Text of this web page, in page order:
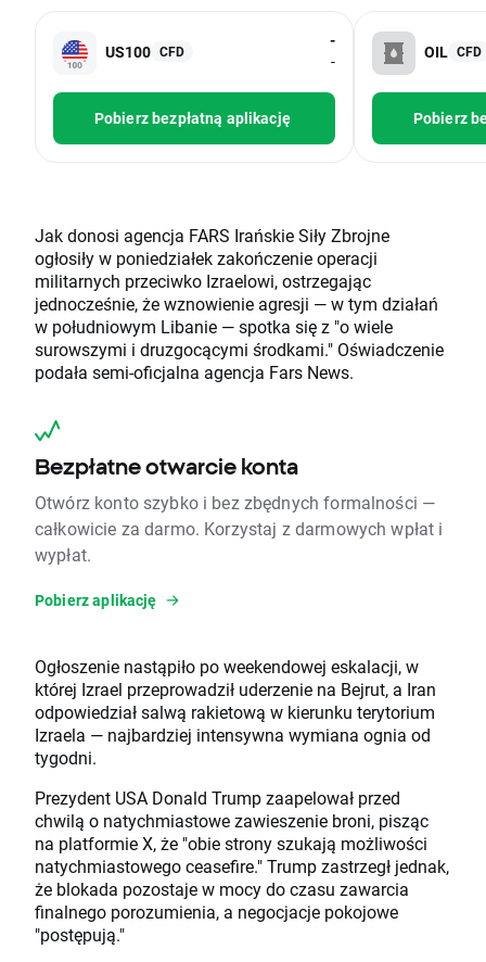
US100 CFD
-
-
Pobierz bezpłatną aplikację
OIL CFD
Pobierz
Jak donosi agencja FARS Irańskie Siły Zbrojne
ogłosiły w poniedziałek zakończenie operacji
militarnych przeciwko Izraelowi, ostrzegając
jednocześnie, że wznowienie agresji — w tym działań
w południowym Libanie — spotka się z "o wiele
surowszymi i druzgocącymi środkami." Oświadczenie
podała semi-oficjalna agencja Fars News.
Bezpłatne otwarcie konta
Otwórz konto szybko i bez zbędnych formalności —
całkowicie za darmo. Korzystaj z darmowych wpłat i
wypłat.
Pobierz aplikację
Ogłoszenie nastąpiło po weekendowej eskalacji, w
której Izrael przeprowadził uderzenie na Bejrut, a Iran
odpowiedział salwą rakietową w kierunku terytorium
Izraela — najbardziej intensywna wymiana ognia od
tygodni.
Prezydent USA Donald Trump zaapelował przed
chwilą o natychmiastowe zawieszenie broni, pisząc
na platformie X, że "obie strony szukają możliwości
natychmiastowego ceasefire." Trump zastrzegł jednak,
że blokada pozostaje w mocy do czasu zawarcia
finalnego porozumienia, a negocjacje pokojowe
"postępują."